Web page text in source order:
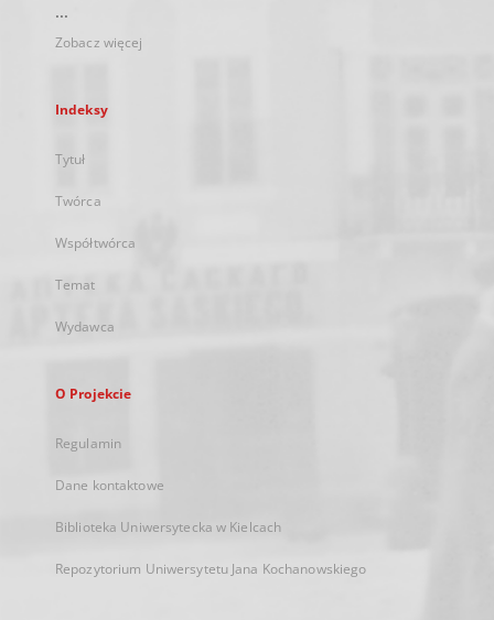
...
Zobacz więcej
Indeksy
Tytuł
Twórca
Współtwórca
Temat
Wydawca
O Projekcie
Regulamin
Dane kontaktowe
Biblioteka Uniwersytecka w Kielcach
Repozytorium Uniwersytetu Jana Kochanowskiego